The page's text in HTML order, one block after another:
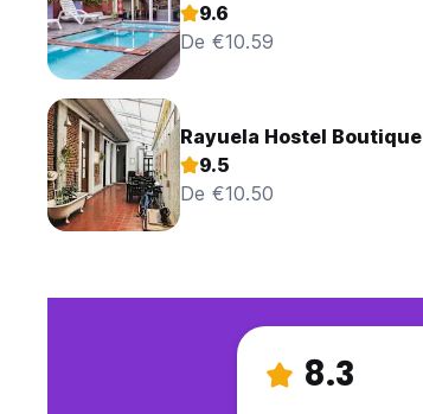
9.6
De €10.59
Rayuela Hostel Boutique
9.5
De €10.50
8.3